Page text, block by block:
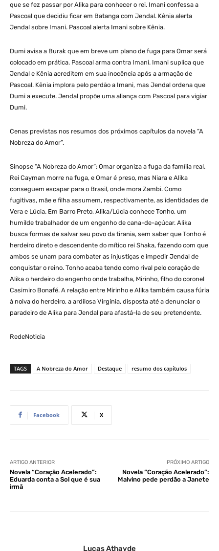
que se fez passar por Alika para conhecer o rei. Imani confessa a
Pascoal que decidiu ficar em Batanga com Jendal. Kênia alerta
Jendal sobre Imani. Pascoal alerta Imani sobre Kênia.
Dumi avisa a Burak que em breve um plano de fuga para Omar será
colocado em prática. Pascoal arma contra Imani. Imani suplica que
Jendal e Kênia acreditem em sua inocência após a armação de
Pascoal. Kênia implora pelo perdão a Imani, mas Jendal ordena que
Dumi a execute. Jendal propõe uma aliança com Pascoal para vigiar
Dumi.
Cenas previstas nos resumos dos próximos capítulos da novela “A
Nobreza do Amor”.
Sinopse “A Nobreza do Amor”: Omar organiza a fuga da família real.
Rei Cayman morre na fuga, e Omar é preso, mas Niara e Alika
conseguem escapar para o Brasil, onde mora Zambi. Como
fugitivas, mãe e filha assumem, respectivamente, as identidades de
Vera e Lúcia. Em Barro Preto, Alika/Lúcia conhece Tonho, um
humilde trabalhador de um engenho de cana-de-açúcar. Alika
busca formas de salvar seu povo da tirania, sem saber que Tonho é
herdeiro direto e descendente do mítico rei Shaka, fazendo com que
ambos se unam para combater as injustiças e impedir Jendal de
conquistar o reino. Tonho acaba tendo como rival pelo coração de
Alika o herdeiro do engenho onde trabalha, Mirinho, filho do coronel
Casimiro Bonafé. A relação entre Mirinho e Alika também causa fúria
à noiva do herdeiro, a ardilosa Virgínia, disposta até a denunciar o
paradeiro de Alika para Jendal para afastá-la de seu pretendente.
RedeNoticia
TAGS A Nobreza do Amor Destaque resumo dos capítulos
Facebook X
ARTIGO ANTERIOR
Novela “Coração Acelerado”:
Eduarda conta a Sol que é sua
irmã
PRÓXIMO ARTIGO
Novela “Coração Acelerado”:
Malvino pede perdão a Janete
Lucas Athayde